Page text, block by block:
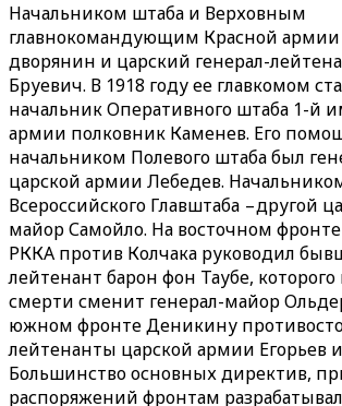
Начальником штаба и Верховным
главнокомандующим Красной
дворянин и царский генерал-
Бруевич. В 1918 году ее главкомом
начальник Оперативного штаба 1-й
армии полковник Каменев. Его
начальником Полевого штаба был
царской армии Лебедев.
Всероссийского Главштаба – другой
майор Самойло. На восточном
РККА против Колчака руководил
лейтенант барон фон Таубе, которого
смерти сменит генерал-майор
южном фронте Деникину
лейтенанты царской армии Егорьев
Большинство основных директив,
распоряжений фронтам